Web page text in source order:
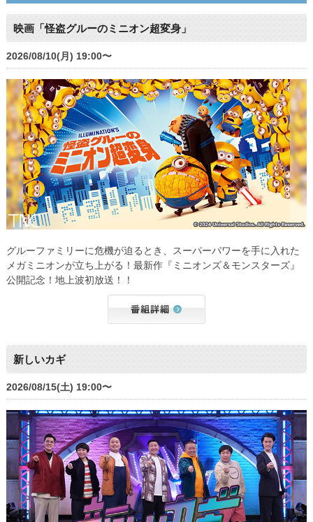
映画「怪盗グルーのミニオン超変身」
2026/08/10(月) 19:00〜
グルーファミリーに危機が迫るとき、スーパーパワーを手に入れた
メガミニオンが立ち上がる！最新作『ミニオンズ＆モンスターズ』
公開記念！地上波初放送！！
新しいカギ
2026/08/15(土) 19:00〜